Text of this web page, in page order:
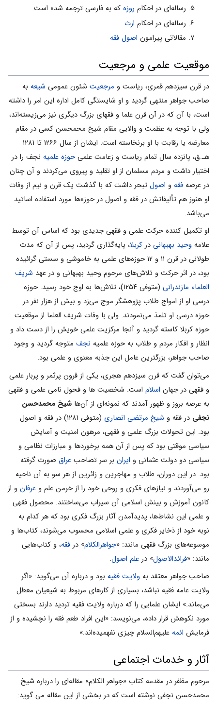
رساله‌اى در احکام روزهکه به فارسى ترجمه شده است.
رساله‌اى در احکام ارث
مقالاتى پیرامون اصول فقه
موقعیت علمی و مرجعیت
در قرن سیزدهم قمری، ریاست و مرجعیت شئون عمومی ‌‌ شیعه به
صاحب جواهر منتهی گردید و او شایستگی کامل اداره این امر را داشته
است، با آن که در آن قرن علما و فقهای بزرگ دیگری نیز می‌‌زیسته‌اند،
ولی با توجه به عظمت و والایی مقام شیخ محمحسن کسی در مقام
معارضه یا رقابت با او برنخاسته است. ایشان از سال ۱۲۶۶ تا ۱۲۸۱
هـ.ق، پانزده سال تمام ریاست و زعامت علمی‌‌حوزه علمیه نجف را در
اختیار داشت و مردم مسلمان از او تقلید و پیروی می‌‌کردند و آن چنان
در عرصه فقه و اصول تبحر داشت که با گذشت یک قرن و نیم از وفات
او هنوز هم تألیفاتش در فقه و اصول در حوزه‌ها مورد استفاده اساتید
می‌‌باشد.
او تکمیل کننده حرکت علمی‌‌ و فقهی جدیدی بود که اساس آن توسط
علامه وحید بهبهانی در کربلا، پایه‌گذاری گردید، پس از آن که مدت
طولانی در قرن ۱۱ و ۱۲ حوزه‌های علمی‌‌ به خاموشی و سستی گرائیده
بود، در اثر حرکت و تلاش‌های مرحوم وحید بهبهانی و در عهد شریف
العلماء مازندرانی
(متوفی ۱۲۵۴)، تلاش‌ها به اوج خود رسید. حوزه
درسی او از امواج طلاب پژوهشگر موج می‌‌زد و بیش از هزار نفر در
حوزه درسی او تلمذ می‌‌نمودند. ولی با وفات شریف العلما از موقعیت
حوزه کربلا کاسته گردید و آنجا مرکزیت علمی‌‌ خویش را از دست داد و
انظار و افکار مردم و طلاب به حوزه علمیه نجف متوجه گردید و وجود
صاحب جواهر، بزرگترین عامل این جذبه معنوی و علمی ‌‌بود.
می‌‌توان گفت که قرن سیزدهم هجری، یکی از قرون پرثمر و پربار علمی‌‌
و فقهی در جهان اسلام‌‌ است. شخصیت ها و فحول نامی‌‌ علمی‌‌ و فقهی
به عرصه بروز و ظهور آمدند که نمونه‌ای از آن‌ها شیخ محمدحسن
نجفی در فقه و شیخ مرتضی انصاری
(متوفی ۱۲۸۱) در فقه و اصول
بود. این تحولات بزرگ علمی‌‌ و فقهی، مرهون امنیت و آسایش
سیاسی موقتی بود که پس از آن همه برخوردها و مبارزات نظامی‌‌ و
سیاسی دو دولت عثمانی و ایران بر سر تصاحب عراق صورت گرفته
بود. در این دوران، طلاب و مهاجرین و زائرین از هر سو به آن ناحیه
رو می‌‌آوردند و نیازهای فکری و روحی خود را از خرمن علم و عرفان و از
کانون آموزش و بینش اسلامی‌‌ آن سیراب می‌‌ساختند. محصول فقهی
و علمی ‌‌این نشاط‌ها، پدیدآمدن آثار بزرگ فکری بود که هر کدام به
نوبه خود از ذخایر فکری و علمی ‌‌اسلامی ‌‌محسوب می‌‌شوند، کتاب‌ها و
موسوعه‌های بزرگ فقهی مانند: «جواهرالکلام» در فقه، و کتاب‌هایی
مانند: «فرائدالاصول» در علم اصول.
صاحب جواهر معتقد به ولایت فقیه بود و درباره آن می‌گوید: «اگر
ولایت عامه فقیه نباشد، بسیارى از کارهاى مربوط به شیعیان معطل
مى‌ماند.» ایشان علمایى را که درباره ولایت فقیه تردید دارند بسختى
مورد نکوهش قرار داده، می‌نویسد: «این افراد طعم فقه را نچشیده و از
فرمایش ائمه علیهم‌السلام چیزى نفهمیده‌اند.»
آثار و خدمات اجتماعی
مرحوم مظفر در مقدمه کتاب «جواهر الکلام» مقاله‌ای را درباره شیخ
محمدحسن نجفی نوشته است که در بخشی از این مقاله می گوید: